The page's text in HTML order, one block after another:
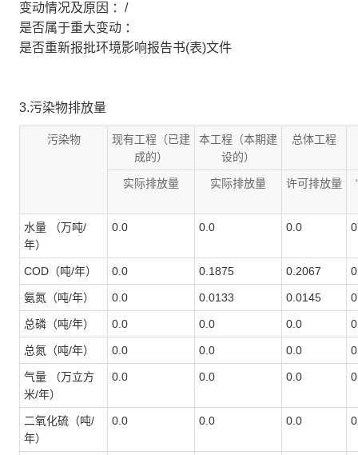
变动情况及原因 ：/
是否属于重大变动 ：
是否重新报批环境影响报告书(表)文件
3.污染物排放量
污染物
现有工程（已建
成的）
本工程（本期建
设的）
总体工程
实际排放量 实际排放量 许可排放量
水量 （万吨/
年）
0.0 0.0 0.0
COD（吨/年） 0.0 0.1875 0.2067
氨氮（吨/年） 0.0 0.0133 0.0145
总磷（吨/年） 0.0 0.0 0.0
总氮（吨/年） 0.0 0.0 0.0
气量 （万立方
米/年）
0.0 0.0 0.0
二氧化硫（吨/
年）
0.0 0.0 0.0